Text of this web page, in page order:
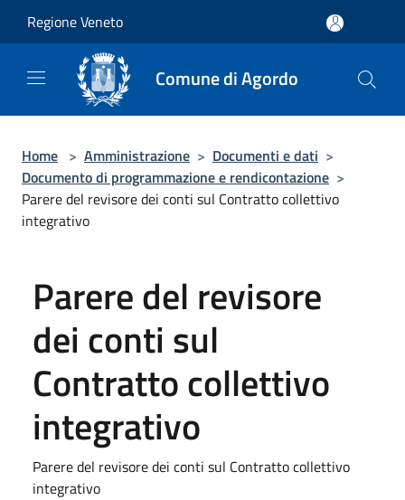
Regione Veneto
Comune di Agordo
Home > Amministrazione > Documenti e dati >
Documento di programmazione e rendicontazione >
Parere del revisore dei conti sul Contratto collettivo
integrativo
Parere del revisore
dei conti sul
Contratto collettivo
integrativo
Parere del revisore dei conti sul Contratto collettivo
integrativo